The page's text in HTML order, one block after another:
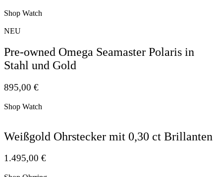
Shop Watch
NEU
Pre-owned Omega Seamaster Polaris in
Stahl und Gold
895,00 €
Shop Watch
Weißgold Ohrstecker mit 0,30 ct Brillanten
1.495,00 €